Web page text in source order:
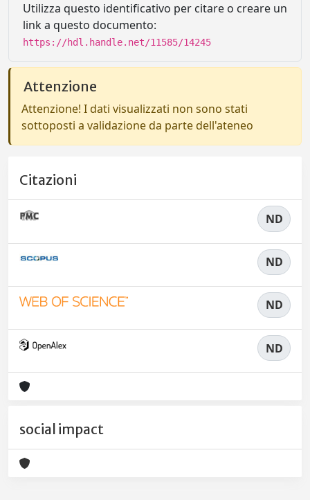
Utilizza questo identificativo per citare o creare un
link a questo documento:
https://hdl.handle.net/11585/14245
Attenzione
Attenzione! I dati visualizzati non sono stati
sottoposti a validazione da parte dell'ateneo
Citazioni
ND
ND
ND
ND
social impact